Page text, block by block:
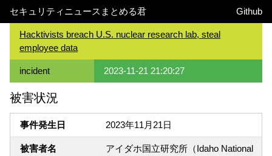
セキュリティニュースまとめる君 Github
Hacktivists breach U.S. nuclear research lab, steal
employee data
incident 2023-11-21 21:20:27
被害状況
事件発生日 2023年11月21日
被害者名
アイダホ国立研究所（Idaho National